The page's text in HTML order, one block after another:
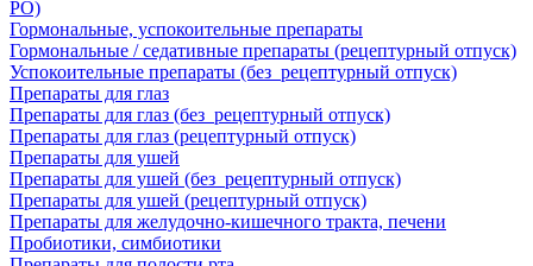
РО)
Гормональные, успокоительные препараты
Гормональные / седативные препараты (рецептурный отпуск)
Успокоительные препараты (без_рецептурный отпуск)
Препараты для глаз
Препараты для глаз (без_рецептурный отпуск)
Препараты для глаз (рецептурный отпуск)
Препараты для ушей
Препараты для ушей (без_рецептурный отпуск)
Препараты для ушей (рецептурный отпуск)
Препараты для желудочно-кишечного тракта, печени
Пробиотики, симбиотики